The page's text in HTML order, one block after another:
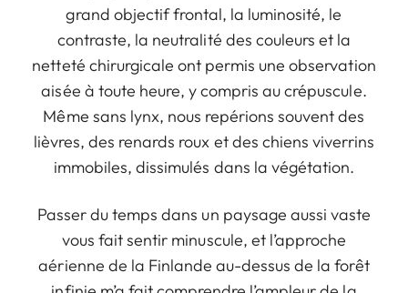
grand objectif frontal, la luminosité, le
contraste, la neutralité des couleurs et la
netteté chirurgicale ont permis une observation
aisée à toute heure, y compris au crépuscule.
Même sans lynx, nous repérions souvent des
lièvres, des renards roux et des chiens viverrins
immobiles, dissimulés dans la végétation.
Passer du temps dans un paysage aussi vaste
vous fait sentir minuscule, et l’approche
aérienne de la Finlande au-dessus de la forêt